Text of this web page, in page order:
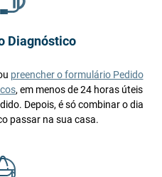
Diagnóstico
preencher o formulário Pedido
, em menos de 24 horas úteis
Depois, é só combinar o dia
passar na sua casa.